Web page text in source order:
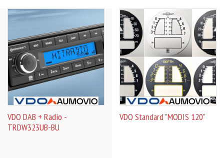
VDO DAB + Radio -
TRDW323UB-BU
VDO Standard "MODIS 120"